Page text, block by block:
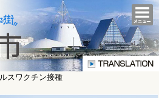
スワクチン接種